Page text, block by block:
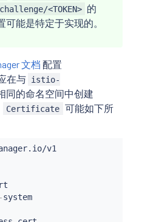
<TOKEN> 的
可能是特定于实现的。
文档 配置
在与 istio-
同的命名空间中创建
Certificate 可能如下所
system